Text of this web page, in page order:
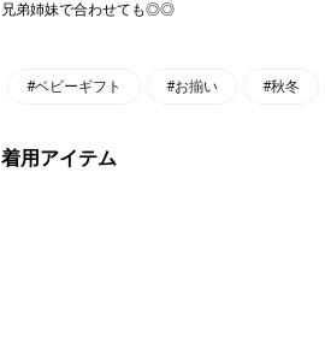
兄弟姉妹で合わせても◎◎
#ベビーギフト #お揃い #秋冬
着用アイテム